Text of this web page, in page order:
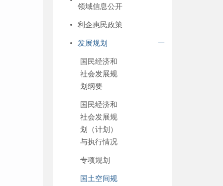
领域信息公开
利企惠民政策
发展规划
国民经济和
社会发展规
划纲要
国民经济和
社会发展规
划（计划）
与执行情况
专项规划
国土空间规